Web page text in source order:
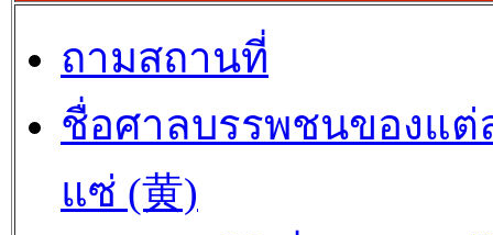
ถามสถานที่
ชื่อศาลบรรพชนของแต่
แซ่ (黄)